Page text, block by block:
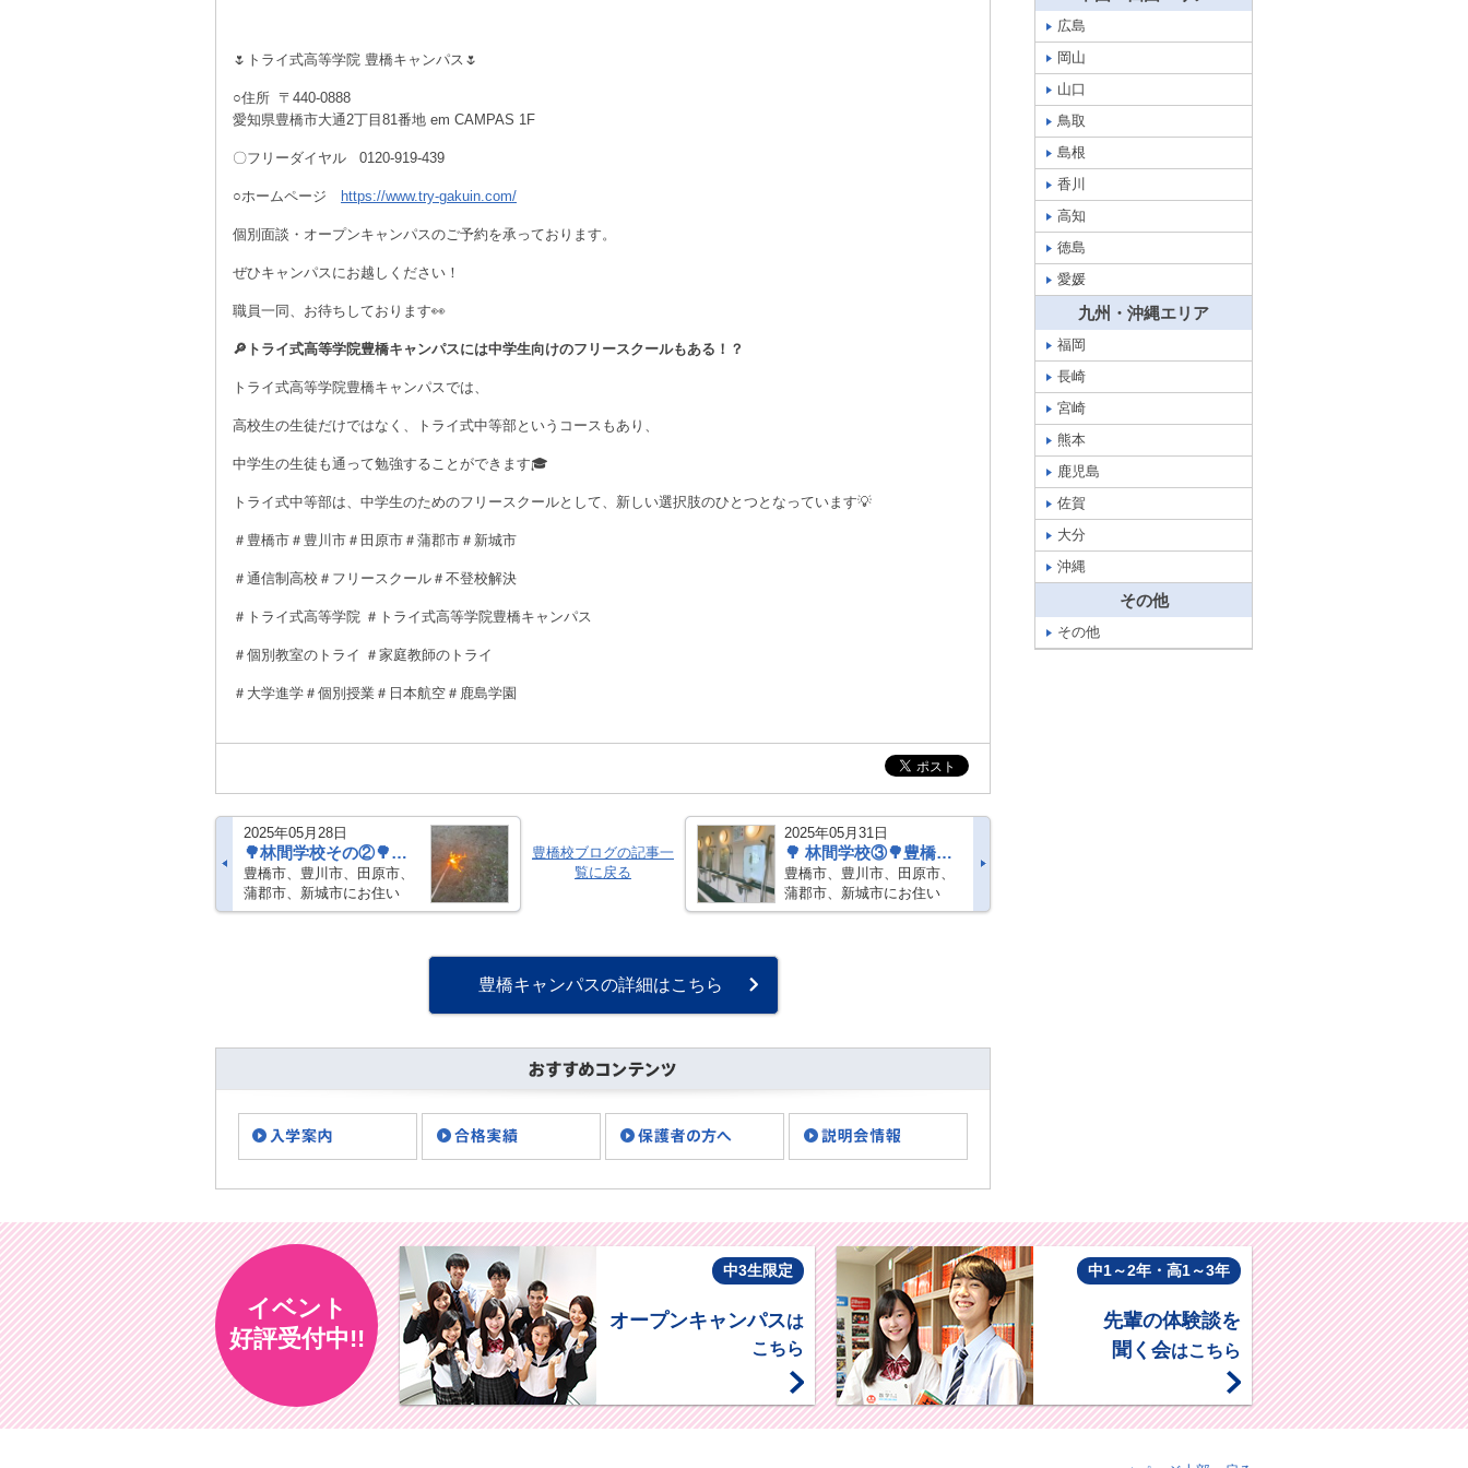
🌷トライ式高等学院 豊橋キャンパス🌷
○住所 〒440-0888
愛知県豊橋市大通2丁目81番地 em CAMPAS 1F
〇フリーダイヤル 0120-919-439
○ホームページ https://www.try-gakuin.com/
個別面談・オープンキャンパスのご予約を承っております。
ぜひキャンパスにお越しください！
職員一同、お待ちしております👀
🔎 トライ式高等学院豊橋キャンパスには中学生向けのフリースクールもある！？
トライ式高等学院豊橋キャンパスでは、
高校生の生徒だけではなく、トライ式中等部というコースもあり、
中学生の生徒も通って勉強することができます🎓
トライ式中等部は、中学生のためのフリースクールとして、新しい選択肢のひとつとなっています💡
＃豊橋市＃豊川市＃田原市＃蒲郡市＃新城市
＃通信制高校＃フリースクール＃不登校解決
＃トライ式高等学院 ＃トライ式高等学院豊橋キャンパス
＃個別教室のトライ ＃家庭教師のトライ
＃大学進学＃個別授業＃日本航空＃鹿島学園
2025年05月28日
🌳林間学校その②🌳豊橋／豊川／田原／蒲郡／新城／通信制高校
豊橋市、豊川市、田原市、
蒲郡市、新城市にお住い
の、 通信制高校やフリース
豊橋校ブログの記事一
覧に戻る
2025年05月31日
🌳 林間学校③🌳豊橋／豊川／田原／蒲郡／新城／通信制高校
豊橋市、豊川市、田原市、
蒲郡市、新城市にお住い
の、 通信制高校やフリース
豊橋キャンパスの詳細はこちら
広島
岡山
山口
鳥取
島根
香川
高知
徳島
愛媛
九州・沖縄エリア
福岡
長崎
宮崎
熊本
鹿児島
佐賀
大分
沖縄
その他
その他
イベント
好評受付中!!
中3生限定
オープンキャンパスは
こちら
中1～2年・高1～3年
先輩の体験談を
聞く会はこちら